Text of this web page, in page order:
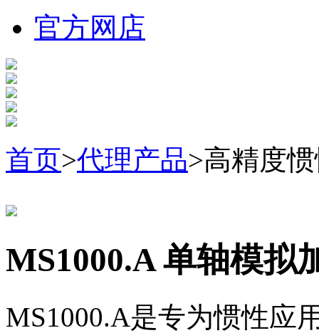
官方网店
首页>代理产品>高精度
MS1000.A 单轴模拟
MS1000.A是专为惯性应